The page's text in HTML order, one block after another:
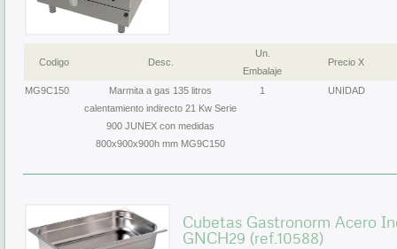
Codigo Desc.
Un.
Embalaje
Precio X
MG9C150
Marmita a gas 135 litros
calentamiento indirecto 21 Kw Serie
900 JUNEX con medidas
800x900x900h mm MG9C150
1 UNIDAD
Cubetas Gastronorm Acero
GNCH29 (ref.10588)